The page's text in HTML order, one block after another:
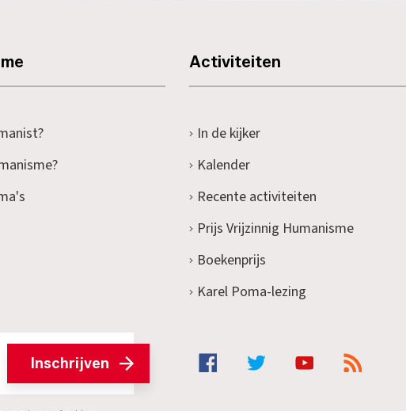
Activiteiten
In de kijker
Kalender
Recente activiteiten
Prijs Vrijzinnig Humanisme
Boekenprijs
Karel Poma-lezing
Inschrijven